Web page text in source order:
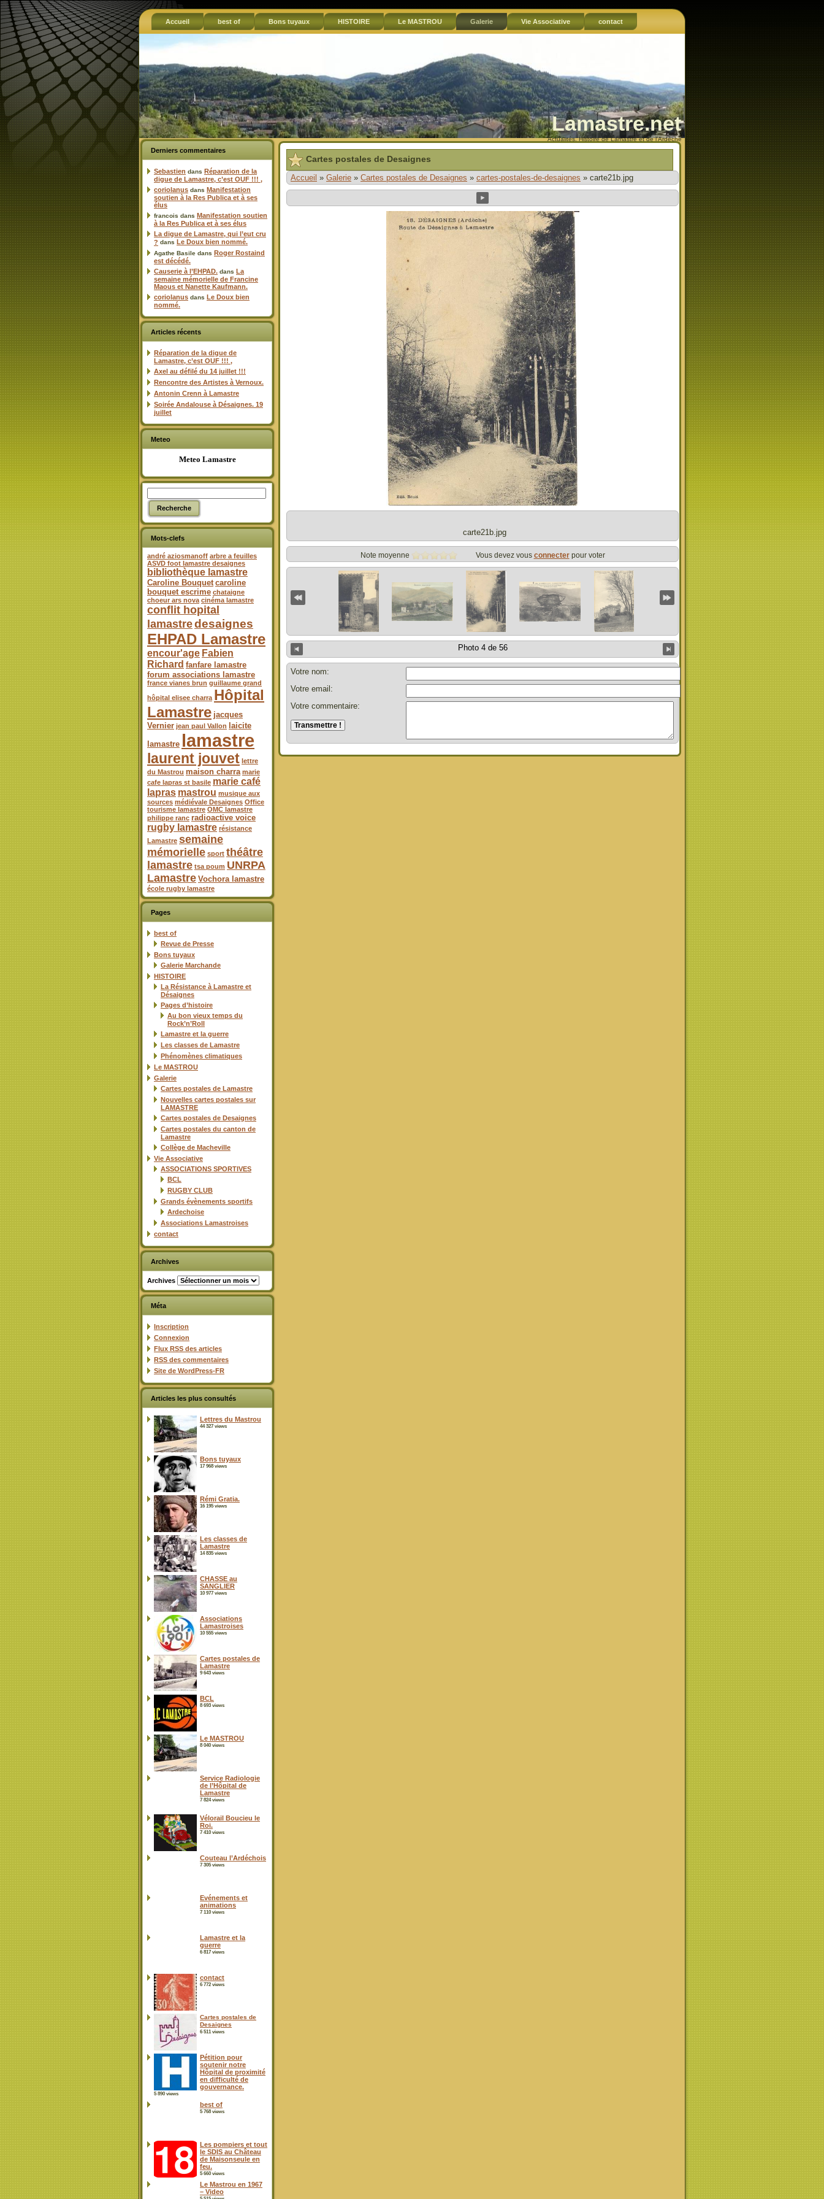
Accueil best of Bons tuyaux HISTOIRE Le MASTROU Galerie Vie Associative contact
Lamastre.net
Actualités, Histoire de Lamastre et de l'Ardèche
Derniers commentaires
Sebastien dans Réparation de la
digue de Lamastre, c’est OUF !!! ,
coriolanus dans Manifestation
soutien à la Res Publica et à ses
élus
francois dans Manifestation soutien
à la Res Publica et à ses élus
La digue de Lamastre, qui l’eut cru
? dans Le Doux bien nommé.
Agathe Basile dans Roger Rostaind
est décédé.
Causerie à l’EHPAD. dans La
semaine mémorielle de Francine
Maous et Nanette Kaufmann.
coriolanus dans Le Doux bien
nommé.
Articles récents
Réparation de la digue de
Lamastre, c’est OUF !!! ,
Axel au défilé du 14 juillet !!!
Rencontre des Artistes à Vernoux.
Antonin Crenn à Lamastre
Soirée Andalouse à Désaignes. 19
juillet
Meteo
Meteo Lamastre
Mots-clefs
andré aziosmanoff arbre a feuilles
ASVD foot lamastre desaignes
bibliothèque lamastre
Caroline Bouquet caroline
bouquet escrime chataigne
choeur ars nova cinéma lamastre
conflit hopital
lamastredesaignes
EHPAD Lamastre
encour'age Fabien
Richard fanfare lamastre
forum associations lamastre
france vianes brun guillaume grand
hôpital elisee charra Hôpital
Lamastre jacques
Vernier jean paul Vallon
laicite
lamastre lamastre
laurent jouvet lettre
du Mastrou maison charra marie
cafe lapras st basile marie café
lapras mastrou musique aux
sources médiévale Desaignes Office
tourisme lamastre OMC lamastre
philippe ranc radioactive voice
rugby lamastre résistance
Lamastre semaine
mémorielle sport théâtre
lamastre tsa poum UNRPA
Lamastre Vochora lamastre
école rugby lamastre
Pages
best of
Revue de Presse
Bons tuyaux
Galerie Marchande
HISTOIRE
La Résistance à Lamastre et
Désaignes
Pages d’histoire
Au bon vieux temps du
Rock’n’Roll
Lamastre et la guerre
Les classes de Lamastre
Phénomènes climatiques
Le MASTROU
Galerie
Cartes postales de Lamastre
Nouvelles cartes postales sur
LAMASTRE
Cartes postales de Desaignes
Cartes postales du canton de
Lamastre
Collège de Macheville
Vie Associative
ASSOCIATIONS SPORTIVES
BCL
RUGBY CLUB
Grands évènements sportifs
Ardechoise
Associations Lamastroises
contact
Archives
Archives
Méta
Inscription
Connexion
Flux RSS des articles
RSS des commentaires
Site de WordPress-FR
Articles les plus consultés
Lettres du Mastrou
44 327 views
Bons tuyaux
17 968 views
Rémi Gratia.
16 195 views
Les classes de
Lamastre
14 835 views
CHASSE au
SANGLIER
10 977 views
Associations
Lamastroises
10 555 views
Cartes postales de
Lamastre
9 643 views
BCL
8 693 views
Le MASTROU
8 040 views
Service Radiologie
de l’Hôpital de
Lamastre
7 824 views
Vélorail Boucieu le
Roi.
7 410 views
Couteau l’Ardéchois
7 305 views
Evénements et
animations
7 110 views
Lamastre et la
guerre
6 817 views
contact
6 772 views
Cartes postales de
Desaignes
6 511 views
Pétition pour
soutenir notre
Hôpital de proximité
en difficulté de
gouvernance.
5 890 views
best of
5 768 views
Les pompiers et tout
le SDIS au Château
de Maisonseule en
feu.
5 660 views
Le Mastrou en 1967
– Video
Cartes postales de Desaignes
Accueil » Galerie » Cartes postales de Desaignes » cartes-postales-de-desaignes » carte21b.jpg
carte21b.jpg
Note moyenne Vous devez vous connecterpour voter
Photo 4 de 56
Votre nom:
Votre email:
Votre commentaire: